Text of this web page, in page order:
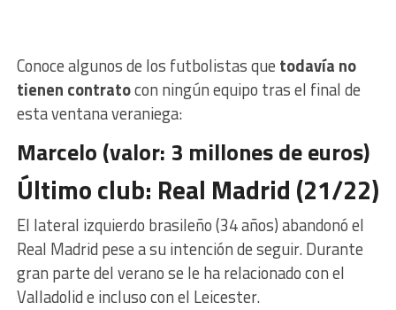
Conoce algunos de los futbolistas que todavía no
tienen contratocon ningún equipo tras el final de
esta ventana veraniega:
Marcelo (valor: 3 millones de euros)
Último club: Real Madrid (21/22)
El lateral izquierdo brasileño (34 años) abandonó el
Real Madrid pese a su intención de seguir. Durante
gran parte del verano se le ha relacionado con el
Valladolid e incluso con el Leicester.